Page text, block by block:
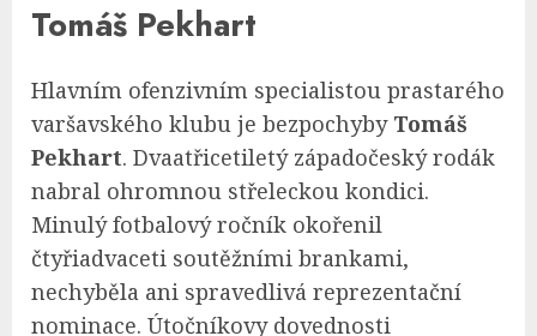
Tomáš Pekhart
Hlavním ofenzivním specialistou prastarého
varšavského klubu je bezpochyby Tomáš
Pekhart. Dvaatřicetiletý západočeský rodák
nabral ohromnou střeleckou kondici.
Minulý fotbalový ročník okořenil
čtyřiadvaceti soutěžními brankami,
nechyběla ani spravedlivá reprezentační
nominace. Útočníkovy dovednosti